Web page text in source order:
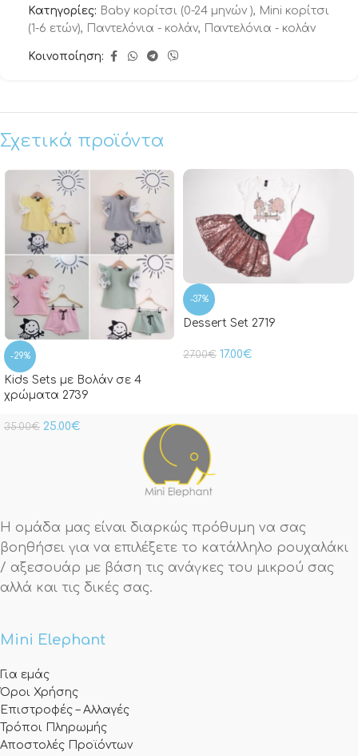
Κατηγορίες: Baby κορίτσι (0-24 μηνών ), Mini κορίτσι
(1-6 ετών), Παντελόνια - κολάν, Παντελόνια - κολάν
Κοινοποίηση:
Σχετικά προϊόντα
-29%
Kids Sets με Βολάν σε 4
χρώματα 2739
35.00€ 25.00€
-37%
Dessert Set 2719
27.00€ 17.00€
Η ομάδα μας είναι διαρκώς πρόθυμη να σας
βοηθήσει για να επιλέξετε το κατάλληλο ρουχαλάκι
/ αξεσουάρ με βάση τις ανάγκες του μικρού σας
αλλά και τις δικές σας.
Mini Elephant
Για εμάς
Όροι Χρήσης
Επιστροφές – Αλλαγές
Τρόποι Πληρωμής
Αποστολές Προϊόντων